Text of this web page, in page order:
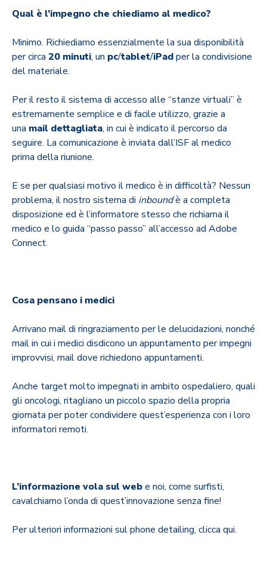
Qual è l’impegno che chiediamo al medico?
Minimo. Richiediamo essenzialmente la sua disponibilità
per circa 20 minuti, un pc/tablet/iPadper la condivisione
del materiale.
Per il resto il sistema di accesso alle “stanze virtuali” è
estremamente semplice e di facile utilizzo, grazie a
una mail dettagliata, in cui è indicato il percorso da
seguire. La comunicazione è inviata dall’ISF al medico
prima della riunione.
E se per qualsiasi motivo il medico è in difficoltà? Nessun
problema, il nostro sistema di inboundè a completa
disposizione ed è l’informatore stesso che richiama il
medico e lo guida “passo passo” all’accesso ad Adobe
Connect.
Cosa pensano i medici
Arrivano mail di ringraziamento per le delucidazioni, nonché
mail in cui i medici disdicono un appuntamento per impegni
improvvisi, mail dove richiedono appuntamenti.
Anche target molto impegnati in ambito ospedaliero, quali
gli oncologi, ritagliano un piccolo spazio della propria
giornata per poter condividere quest’esperienza con i loro
informatori remoti.
L’informazione vola sul webe noi, come surfisti,
cavalchiamo l’onda di quest’innovazione senza fine!
Per ulteriori informazioni sul phone detailing, clicca qui.